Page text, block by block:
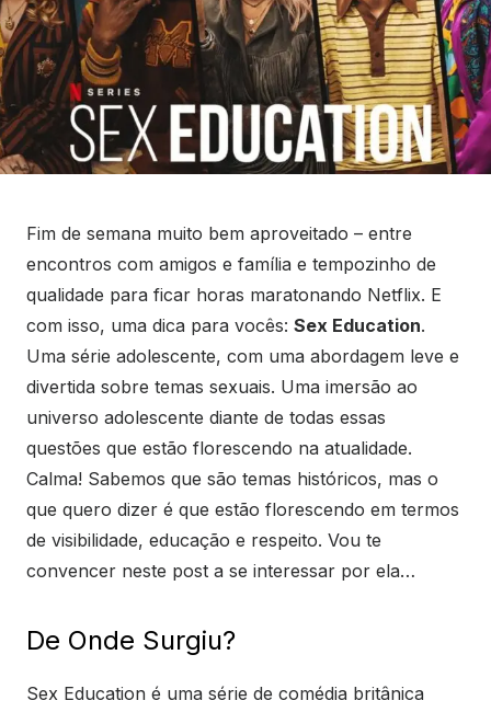
Fim de semana muito bem aproveitado – entre
encontros com amigos e família e tempozinho de
qualidade para ficar horas maratonando Netflix. E
com isso, uma dica para vocês: Sex Education.
Uma série adolescente, com uma abordagem leve e
divertida sobre temas sexuais. Uma imersão ao
universo adolescente diante de todas essas
questões que estão florescendo na atualidade.
Calma! Sabemos que são temas históricos, mas o
que quero dizer é que estão florescendo em termos
de visibilidade, educação e respeito. Vou te
convencer neste post a se interessar por ela…
De Onde Surgiu?
Sex Education é uma série de comédia britânica